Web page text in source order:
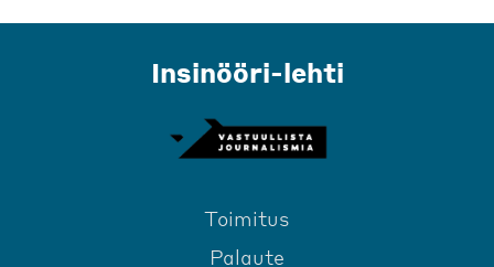
Insinööri-lehti
Toimitus
Palaute